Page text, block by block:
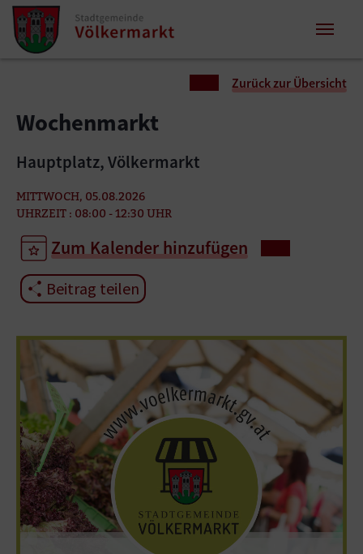
Zum Inhalt springen
Zum Seitenende springen
Zurück zur Übersicht
Wochenmarkt
Hauptplatz, Völkermarkt
MITTWOCH, 05.08.2026
UHRZEIT : 08:00 - 12:30 UHR
Zum Kalender hinzufügen
Beitrag teilen